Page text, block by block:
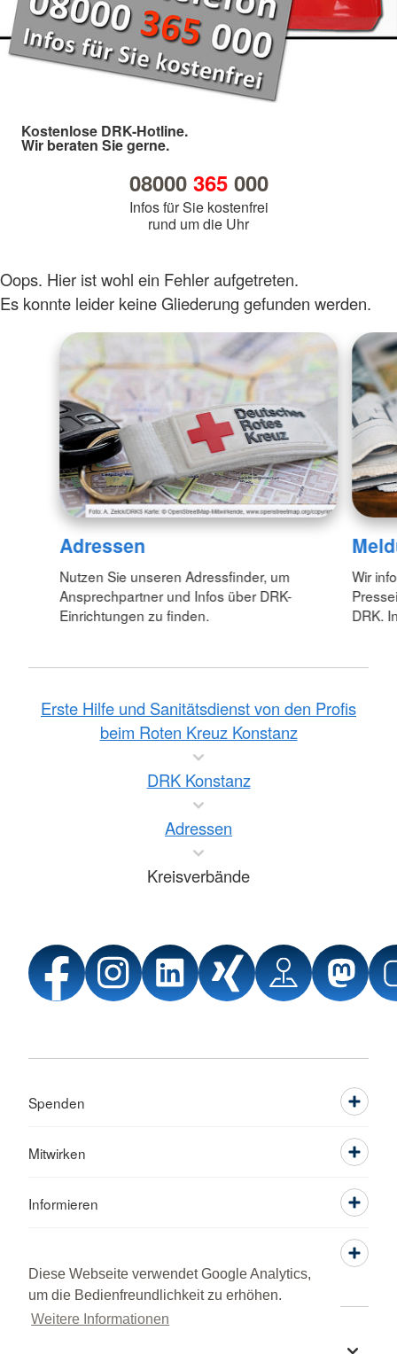
Diese Webseite verwendet Google Analytics,
um die Bedienfreundlichkeit zu erhöhen.
Weitere Informationen
Kostenlose DRK-Hotline.
Wir beraten Sie gerne.
08000 365000
Infos für Sie kostenfrei
rund um die Uhr
Oops. Hier ist wohl ein Fehler aufgetreten.
Es konnte leider keine Gliederung gefunden werden.
Adressen
Nutzen Sie unseren Adressfinder, um
Ansprechpartner und Infos über DRK-
Einrichtungen zu finden.
Wir
DRK.
Erste Hilfe und Sanitätsdienst von den Profis
beim Roten Kreuz Konstanz
DRK Konstanz
Adressen
Kreisverbände
Spenden
Mitwirken
Informieren